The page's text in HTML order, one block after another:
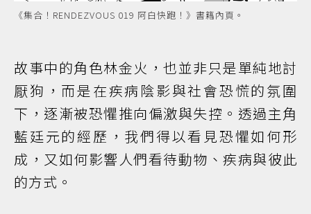
《集合！RENDEZVOUS 019 阿白快跑！》書籍內頁。
故事中的角色林金火，也並非只是單純地討
厭狗，而是在疾病陰影與社會恐慌的氛圍
下，逐漸被恐懼推向偏激與失控。透過主角
藍廷元的經歷，我們得以看見恐懼如何形
成，又如何影響人們看待動物、疾病與彼此
的方式。